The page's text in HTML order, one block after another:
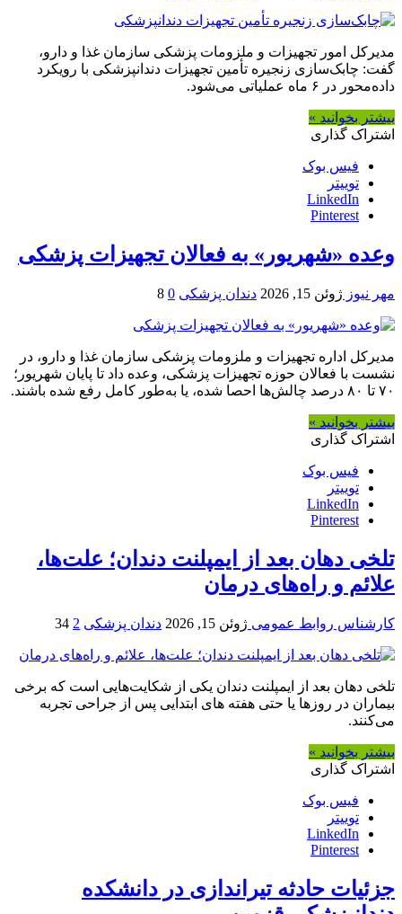
مدیرکل امور تجهیزات و ملزومات پزشکی سازمان غذا و دارو،
گفت: چابک‌سازی زنجیره تأمین تجهیزات دندانپزشکی با رویکرد
داده‌محور در ۶ ماه عملیاتی می‌شود.
بیشتر بخوانید »
اشتراک گذاری
فیس بوک
توییتر
LinkedIn
Pinterest
وعده «شهریور» به فعالان تجهیزات پزشکی
مهر نیوز ژوئن 15, 2026 دندان پزشکی 0
8
مدیرکل اداره تجهیزات و ملزومات پزشکی سازمان غذا و دارو، در
نشست با فعالان حوزه تجهیزات پزشکی، وعده داد تا پایان شهریور؛
۷۰ تا ۸۰ درصد چالش‌ها احصا شده، یا به‌طور کامل رفع شده باشند.
بیشتر بخوانید »
اشتراک گذاری
فیس بوک
توییتر
LinkedIn
Pinterest
تلخی دهان بعد از ایمپلنت دندان؛ علت‌ها،
علائم و راه‌های درمان
کارشناس روابط عمومی ژوئن 15, 2026 دندان پزشکی 2
34
تلخی دهان بعد از ایمپلنت دندان یکی از شکایت‌هایی است که برخی
بیماران در روزها یا حتی هفته‌ های ابتدایی پس از جراحی تجربه
می‌کنند.
بیشتر بخوانید »
اشتراک گذاری
فیس بوک
توییتر
LinkedIn
Pinterest
جزئیات حادثه تیراندازی در دانشکده